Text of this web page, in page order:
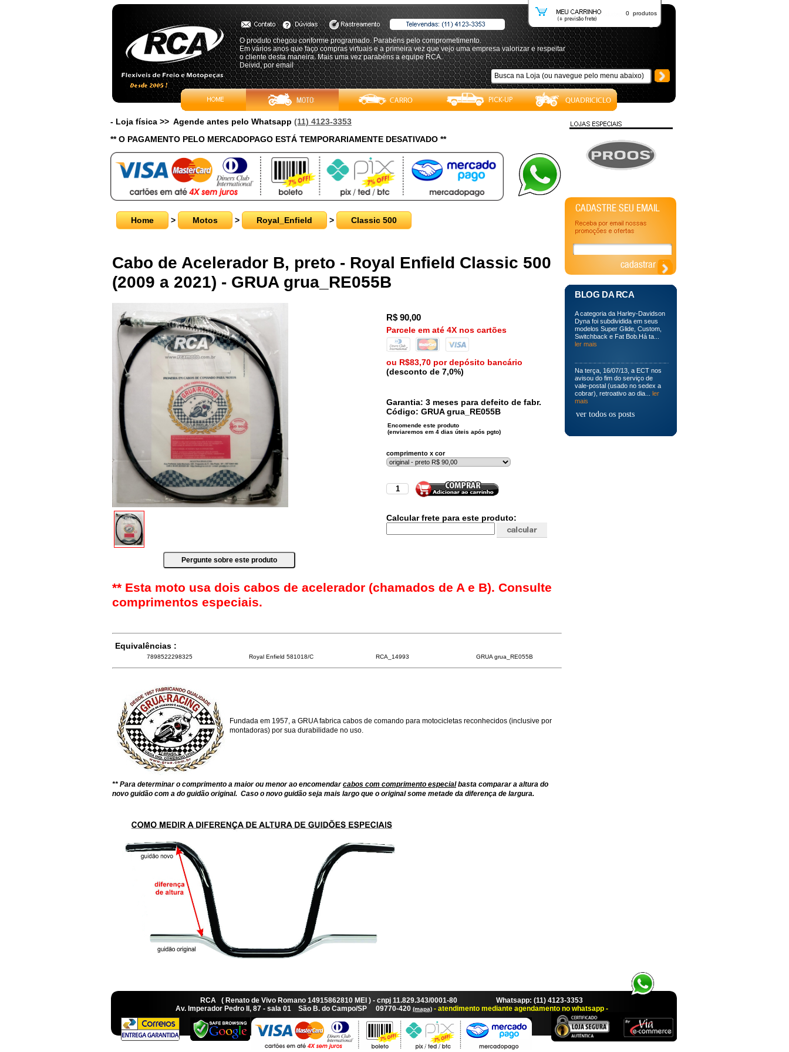
0 produtos
O produto chegou conforme programado. Parabéns pelo comprometimento.
Em vários anos que faço compras virtuais e a primeira vez que vejo uma empresa valorizar e respeitar
o cliente desta maneira. Mais uma vez parabéns a equipe RCA.
Deivid, por email
- Loja física >> Agende antes pelo Whatsapp (11) 4123-3353
** O PAGAMENTO PELO MERCADOPAGO ESTÁ TEMPORARIAMENTE DESATIVADO **
Home > Motos > Royal_Enfield > Classic 500
Cabo de Acelerador B, preto - Royal Enfield Classic 500
(2009 a 2021) - GRUA grua_RE055B
R$90,00
Parcele em até 4X nos cartões
ou R$83,70 por depósito bancário
(desconto de 7,0%)
Garantia: 3 meses para defeito de fabr.
Código:GRUAgrua_RE055B
comprimento x cor
Calcular frete para este produto:
** Esta moto usa dois cabos de acelerador (chamados de A e B). Consulte
comprimentos especiais.
Equivalências :
7898522298325 Royal Enfield 581018/C RCA_14993 GRUA grua_RE055B
Fundada em 1957, a GRUA fabrica cabos de comando para motocicletas reconhecidos (inclusive por
montadoras) por sua durabilidade no uso.
** Para determinar o comprimento a maior ou menor ao encomendarcabos com comprimento especialbasta comparar a altura do
novo guidão com a do guidão original. Caso o novo guidão seja mais largo que o original some metade da diferença de largura.
BLOG DA RCA
A categoria da Harley-Davidson
Dyna foi subdividida em seus
modelos Super Glide, Custom,
Switchback e Fat Bob.Há ta...
ler mais
Na terça, 16/07/13, a ECT nos
avisou do fim do serviço de
vale-postal (usado no sedex a
cobrar), retroativo ao dia... ler
mais
ver todos os posts
RCA ( Renato de Vivo Romano 14915862810 MEI ) - cnpj 11.829.343/0001-80 Whatsapp: (11) 4123-3353
Av. Imperador Pedro II, 87 - sala 01 São B. do Campo/SP 09770-420 (mapa) - atendimento mediante agendamento no whatsapp -